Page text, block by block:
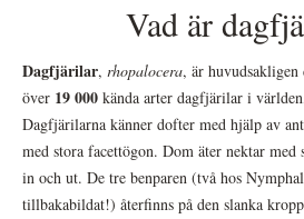
Vad är
Dagfjärilar, rhopalocera, är
över 19 000 kända arter dagfjärilar i
Dagfjärilarna känner dofter med hjälp av
med stora facettögon. Dom äter nektar med
in och ut. De tre benparen (två hos
tillbakabildat!) återfinns på den slanka